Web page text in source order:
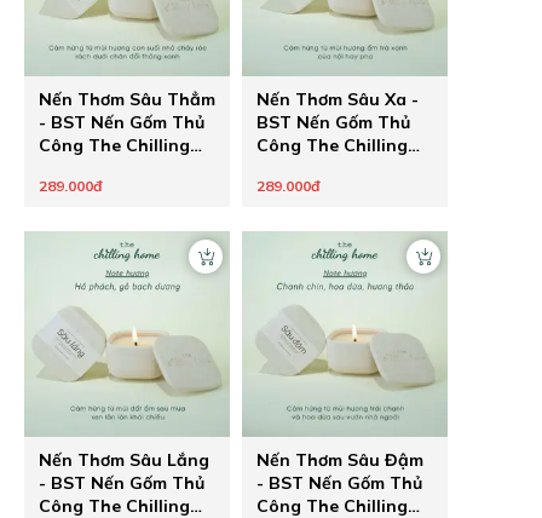
Nến Thơm Sâu Thẳm
- BST Nến Gốm Thủ
Công The Chilling
289.000đ
Nến Thơm Sâu Xa -
BST Nến Gốm Thủ
Công The Chilling
289.000đ
Nến Thơm Sâu Lắng
- BST Nến Gốm Thủ
Công The Chilling
Nến Thơm Sâu Đậm
- BST Nến Gốm Thủ
Công The Chilling